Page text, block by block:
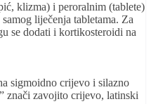
klizma) i peroralnim (tablete)
liječenja tabletama. Za
se dodati i kortikosteroidi na
sigmoidno crijevo i silazno
znači zavojito crijevo, latinski